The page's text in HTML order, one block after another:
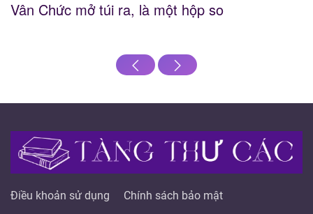
Vân Chức mở túi ra, là một hộp so
Điều khoản sử dụng Chính sách bảo mật